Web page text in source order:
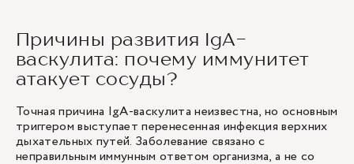
Причины развития IgA-
васкулита: почему иммунитет
атакует сосуды?
Точная причина IgA-васкулита неизвестна, но основным
триггером выступает перенесенная инфекция верхних
дыхательных путей. Заболевание связано с
неправильным иммунным ответом организма, а не со